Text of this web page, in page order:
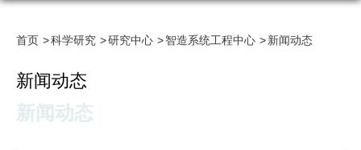
首页 科学研究 研究中心 智造系统工程中心 新闻动态
新闻动态
新闻动态